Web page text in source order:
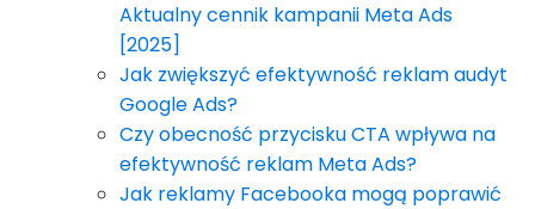
Aktualny cennik kampanii Meta Ads
[2025]
Jak zwiększyć efektywność reklam audyt
Google Ads?
Czy obecność przycisku CTA wpływa na
efektywność reklam Meta Ads?
Jak reklamy Facebooka mogą poprawić